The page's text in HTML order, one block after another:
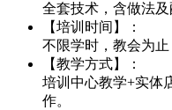
全套技术，含做法及
【培训时间】：
不限学时，教会为止
【教学方式】：
培训中心教学+实体
作。